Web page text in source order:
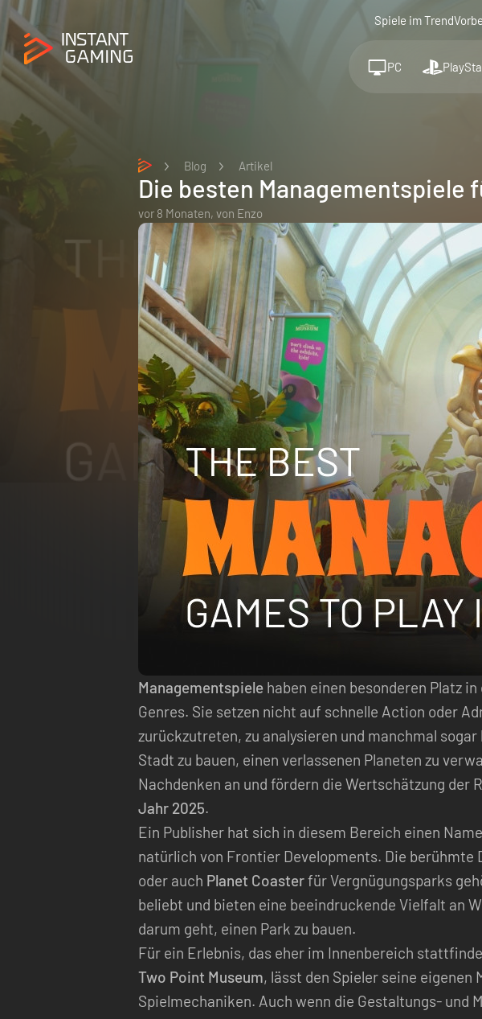
Spiele im Trend
PC
Blog Artikel
Die besten Managementspiele
vor 8 Monaten, von Enzo
Managementspiele haben einen besonderen Platz
Genres. Sie setzen nicht auf schnelle Action oder
zurückzutreten, zu analysieren und manchmal
Stadt zu bauen, einen verlassenen Planeten zu
Nachdenken an und fördern die Wertschätzung der
Jahr 2025.
Ein Publisher hat sich in diesem Bereich einen
natürlich von Frontier Developments. Die berühmte
oder auch Planet Coasterfür Vergnügungsparks
beliebt und bieten eine beeindruckende Vielfalt an
darum geht, einen Park zu bauen.
Für ein Erlebnis, das eher im Innenbereich
Two Point Museum, lässt den Spieler seine
Spielmechaniken. Auch wenn die Gestaltungs- und